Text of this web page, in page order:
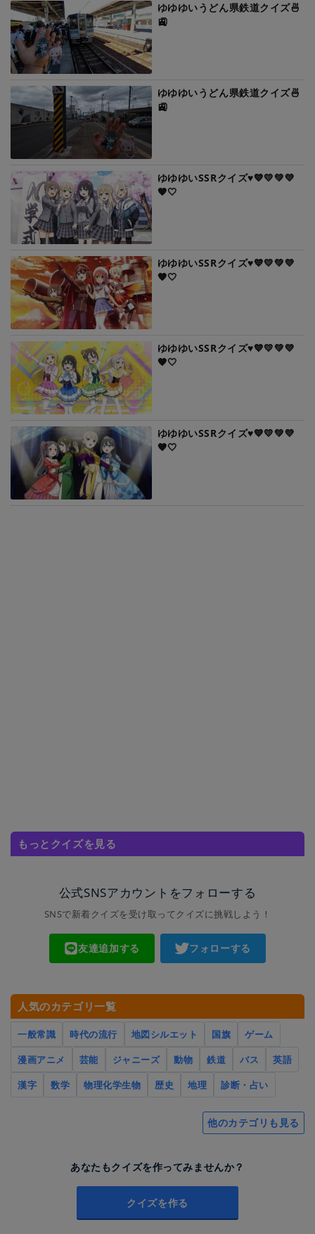
ゆゆゆいうどん県鉄道クイズ🍜
🚉
ゆゆゆいうどん県鉄道クイズ🍜
🚉
ゆゆゆいSSRクイズ♥️💙💛💚💜
🧡🤍
ゆゆゆいSSRクイズ♥️💙💛💚💜
🧡🤍
ゆゆゆいSSRクイズ♥️💙💛💚💜
🧡🤍
ゆゆゆいSSRクイズ♥️💙💛💚💜
🧡🤍
もっとクイズを見る
公式SNSアカウントをフォローする
SNSで新着クイズを受け取ってクイズに挑戦しよう！
友達追加する フォローする
人気のカテゴリ一覧
一般常識 時代の流行 地図シルエット 国旗
ゲーム
漫画アニメ
芸能 ジャニーズ 動物 鉄道 バス
英語
漢字
数学 物理化学生物 歴史 地理 診断・占い
他のカテゴリも見る
あなたもクイズを作ってみませんか？
クイズを作る